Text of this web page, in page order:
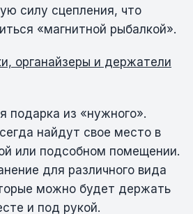
силу сцепления, что
«магнитной рыбалкой».
органайзеры и держатели
подарка из «нужного».
найдут свое место в
или подсобном помещении.
для различного вида
можно будет держать
и под рукой.